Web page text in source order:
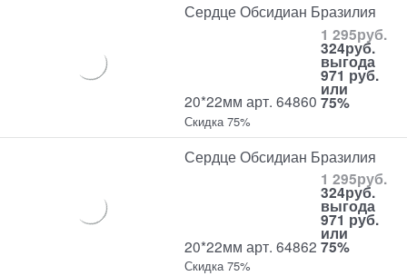
Сердце Обсидиан Бразилия
20*22мм арт. 64860
1 295руб.
324руб.
выгода
971 руб.
или
75%
Скидка 75%
Сердце Обсидиан Бразилия
20*22мм арт. 64862
1 295руб.
324руб.
выгода
971 руб.
или
75%
Скидка 75%